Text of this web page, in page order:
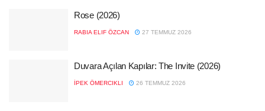
Rose (2026)
RABIA ELIF ÖZCAN 27 TEMMUZ 2026
Duvara Açılan Kapılar: The Invite (2026)
İPEK ÖMERCIKLI 26 TEMMUZ 2026